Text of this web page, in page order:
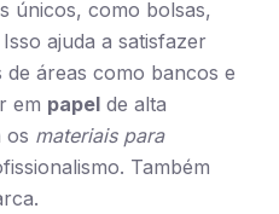
únicos, como bolsas,
ajuda a satisfazer
de áreas como bancos e
em papel de alta
os materiais para
Também